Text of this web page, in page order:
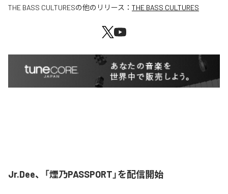
THE BASS CULTURESの他のリリース： THE BASS CULTURES
Jr.Dee、「煙乃PASSPORT」を配信開始